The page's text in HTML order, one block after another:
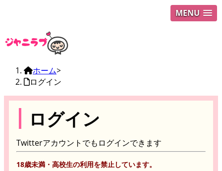
MENU
ホーム>
ログイン
ログイン
Twitterアカウントでもログインできます
18歳未満・高校生の利用を禁止しています。